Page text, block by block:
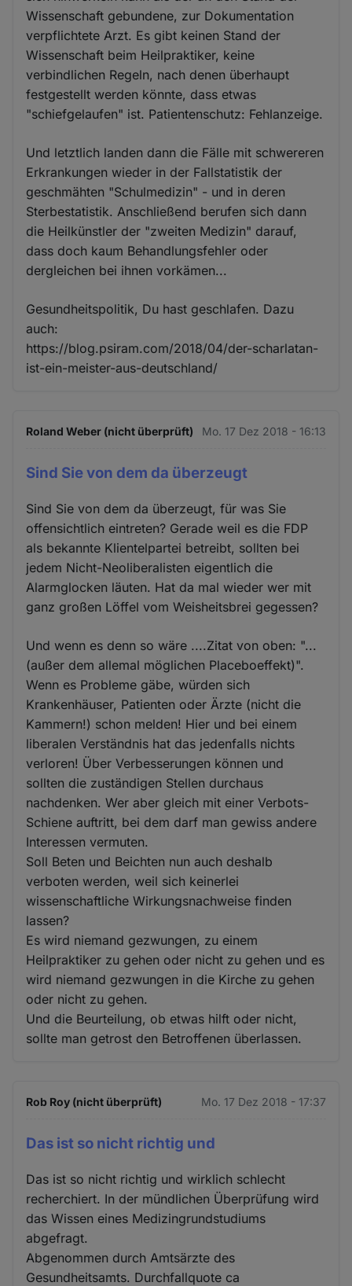
Wissenschaft gebundene, zur Dokumentation
verpflichtete Arzt. Es gibt keinen Stand der
Wissenschaft beim Heilpraktiker, keine
verbindlichen Regeln, nach denen überhaupt
festgestellt werden könnte, dass etwas
"schiefgelaufen" ist. Patientenschutz: Fehlanzeige.
Und letztlich landen dann die Fälle mit schwereren
Erkrankungen wieder in der Fallstatistik der
geschmähten "Schulmedizin" - und in deren
Sterbestatistik. Anschließend berufen sich dann
die Heilkünstler der "zweiten Medizin" darauf,
dass doch kaum Behandlungsfehler oder
dergleichen bei ihnen vorkämen...
Gesundheitspolitik, Du hast geschlafen. Dazu
auch:
https://blog.psiram.com/2018/04/der-scharlatan-
ist-ein-meister-aus-deutschland/
Roland Weber (nicht überprüft) Mo. 17 Dez 2018 - 16:13
Sind Sie von dem da überzeugt
Sind Sie von dem da überzeugt, für was Sie
offensichtlich eintreten? Gerade weil es die FDP
als bekannte Klientelpartei betreibt, sollten bei
jedem Nicht-Neoliberalisten eigentlich die
Alarmglocken läuten. Hat da mal wieder wer mit
ganz großen Löffel vom Weisheitsbrei gegessen?
Und wenn es denn so wäre ....Zitat von oben: "...
(außer dem allemal möglichen Placeboeffekt)".
Wenn es Probleme gäbe, würden sich
Krankenhäuser, Patienten oder Ärzte (nicht die
Kammern!) schon melden! Hier und bei einem
liberalen Verständnis hat das jedenfalls nichts
verloren! Über Verbesserungen können und
sollten die zuständigen Stellen durchaus
nachdenken. Wer aber gleich mit einer Verbots-
Schiene auftritt, bei dem darf man gewiss andere
Interessen vermuten.
Soll Beten und Beichten nun auch deshalb
verboten werden, weil sich keinerlei
wissenschaftliche Wirkungsnachweise finden
lassen?
Es wird niemand gezwungen, zu einem
Heilpraktiker zu gehen oder nicht zu gehen und es
wird niemand gezwungen in die Kirche zu gehen
oder nicht zu gehen.
Und die Beurteilung, ob etwas hilft oder nicht,
sollte man getrost den Betroffenen überlassen.
Rob Roy (nicht überprüft) Mo. 17 Dez 2018 - 17:37
Das ist so nicht richtig und
Das ist so nicht richtig und wirklich schlecht
recherchiert. In der mündlichen Überprüfung wird
das Wissen eines Medizingrundstudiums
abgefragt.
Abgenommen durch Amtsärzte des
Gesundheitsamts. Durchfallquote ca